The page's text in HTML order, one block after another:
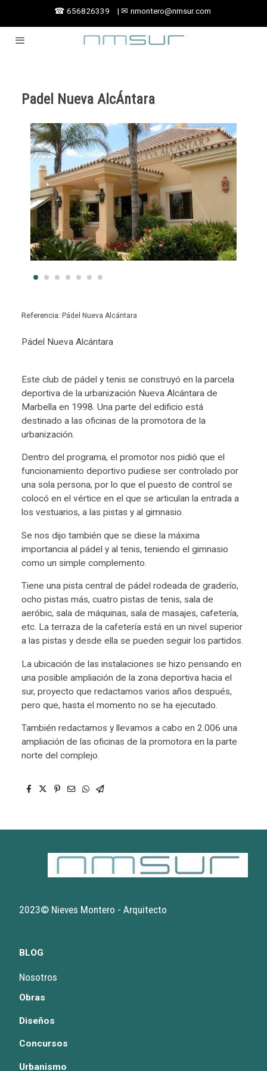
☎ 656826339 | ✉ nmontero@nmsur.com
Padel Nueva AlcÁntara
Referencia: Pádel Nueva Alcántara
Pádel Nueva Alcántara
Este club de pádel y tenis se construyó en la parcela
deportiva de la urbanización Nueva Alcántara de
Marbella en 1998. Una parte del edificio está
destinado a las oficinas de la promotora de la
urbanización.
Dentro del programa, el promotor nos pidió que el
funcionamiento deportivo pudiese ser controlado por
una sola persona, por lo que el puesto de control se
colocó en el vértice en el que se articulan la entrada a
los vestuarios, a las pistas y al gimnasio.
Se nos dijo también que se diese la máxima
importancia al pádel y al tenis, teniendo el gimnasio
como un simple complemento.
Tiene una pista central de pádel rodeada de graderío,
ocho pistas más, cuatro pistas de tenis, sala de
aeróbic, sala de máquinas, sala de masajes, cafetería,
etc. La terraza de la cafetería está en un nivel superior
a las pistas y desde ella se pueden seguir los partidos.
La ubicación de las instalaciones se hizo pensando en
una posible ampliación de la zona deportiva hacia el
sur, proyecto que redactamos varios años después,
pero que, hasta el momento no se ha ejecutado.
También redactamos y llevamos a cabo en 2.006 una
ampliación de las oficinas de la promotora en la parte
norte del complejo.
2023© Nieves Montero - Arquitecto
BLOG
Nosotros
Obras
Diseños
Concursos
Urbanismo